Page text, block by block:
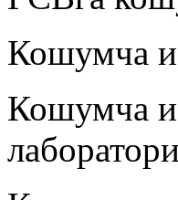
Кошумча
Кошумча